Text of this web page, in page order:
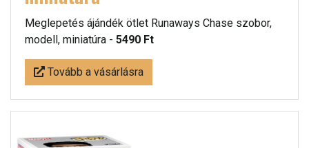
Meglepetés ájándék ötlet Runaways Chase szobor,
modell, miniatúra - 5490 Ft
Tovább a vásárlásra